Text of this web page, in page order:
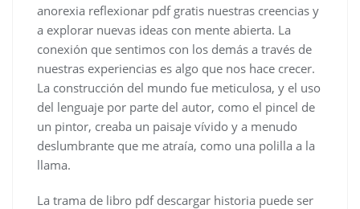
anorexia reflexionar pdf gratis nuestras creencias y
a explorar nuevas ideas con mente abierta. La
conexión que sentimos con los demás a través de
nuestras experiencias es algo que nos hace crecer.
La construcción del mundo fue meticulosa, y el uso
del lenguaje por parte del autor, como el pincel de
un pintor, creaba un paisaje vívido y a menudo
deslumbrante que me atraía, como una polilla a la
llama.
La trama de libro pdf descargar historia puede ser